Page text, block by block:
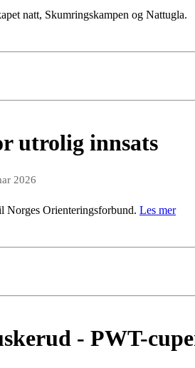
natt, Skumringskampen og Nattugla.
utrolig innsats
2026
Norges Orienteringsforbund. Les mer
- PWT-